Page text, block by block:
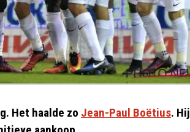
Het haalde zo Jean-Paul Boëtius. Hij